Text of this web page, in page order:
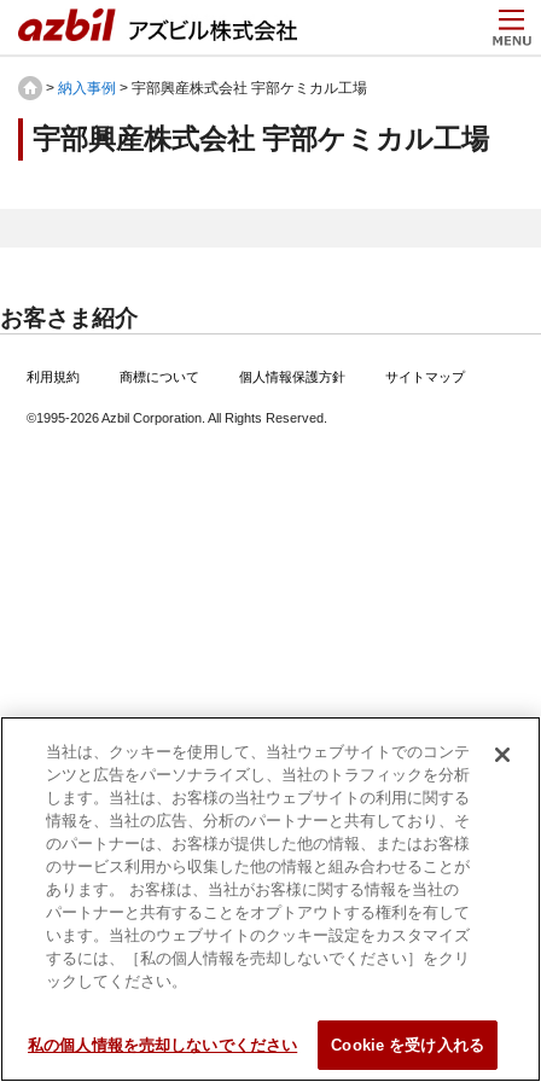
> 納入事例 > 宇部興産株式会社 宇部ケミカル工場
宇部興産株式会社 宇部ケミカル工場
お客さま紹介
利用規約 商標について 個人情報保護方針 サイトマップ
©1995-2026 Azbil Corporation. All Rights Reserved.
当社は、クッキーを使用して、当社ウェブサイトでのコンテ
ンツと広告をパーソナライズし、当社のトラフィックを分析
します。当社は、お客様の当社ウェブサイトの利用に関する
情報を、当社の広告、分析のパートナーと共有しており、そ
のパートナーは、お客様が提供した他の情報、またはお客様
のサービス利用から収集した他の情報と組み合わせることが
あります。 お客様は、当社がお客様に関する情報を当社の
パートナーと共有することをオプトアウトする権利を有して
います。当社のウェブサイトのクッキー設定をカスタマイズ
するには、［私の個人情報を売却しないでください］をクリ
ックしてください。
私の個人情報を売却しないでください Cookie を受け入れる